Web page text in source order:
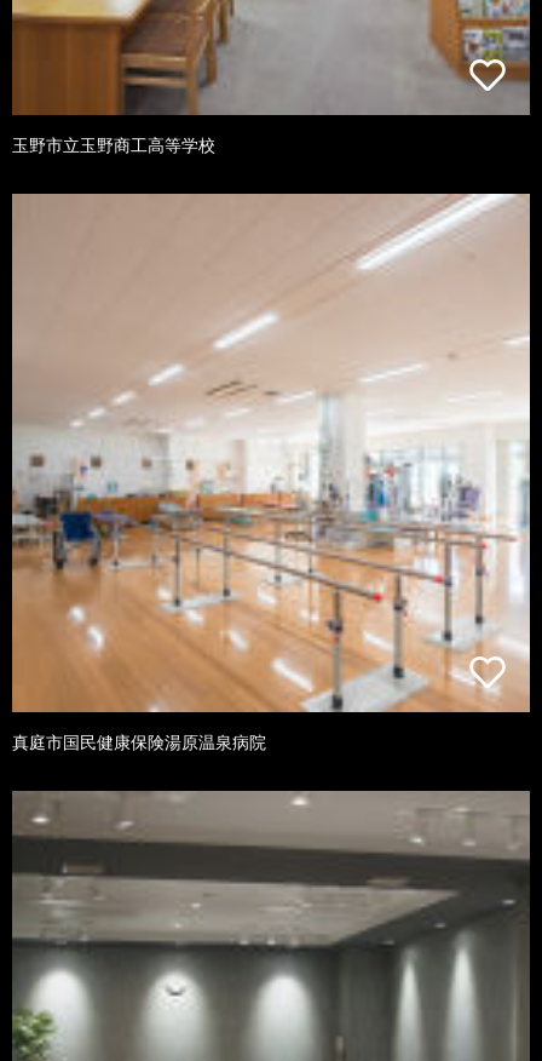
玉野市立玉野商工高等学校
真庭市国民健康保険湯原温泉病院